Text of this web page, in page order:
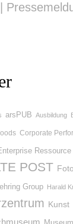
arsPUB Ausbildung
Corporate
POST
Group Harald
Kunst